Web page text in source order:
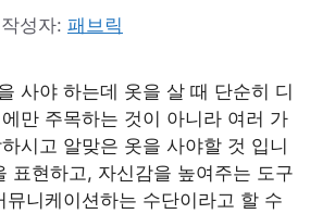
작성자: 패브릭
사야 하는데 옷을 살 때 단순히 디
만 주목하는 것이 아니라 여러 가
시고 알맞은 옷을 사야할 것 입니
표현하고, 자신감을 높여주는 도구
뮤니케이션하는 수단이라고 할 수